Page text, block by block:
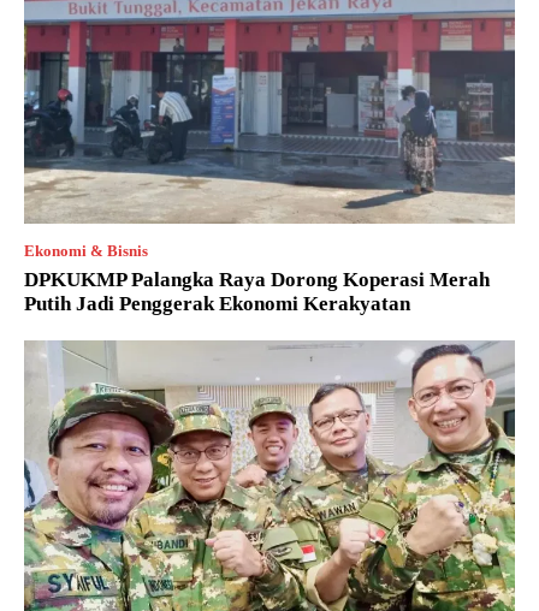
Ekonomi & Bisnis
DPKUKMP Palangka Raya Dorong Koperasi Merah
Putih Jadi Penggerak Ekonomi Kerakyatan